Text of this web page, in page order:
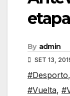
By admin
SET 13,
#Desporto,
#Vuelta,